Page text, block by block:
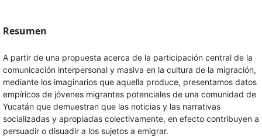
Resumen
A partir de una propuesta acerca de la participación central de la
comunicación interpersonal y masiva en la cultura de la migración,
mediante los imaginarios que aquella produce, presentamos datos
empíricos de jóvenes migrantes potenciales de una comunidad de
Yucatán que demuestran que las noticias y las narrativas
socializadas y apropiadas colectivamente, en efecto contribuyen a
persuadir o disuadir a los sujetos a emigrar.